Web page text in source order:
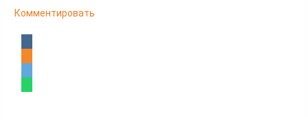
Комментировать